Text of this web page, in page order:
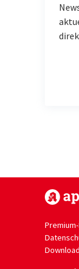
Download